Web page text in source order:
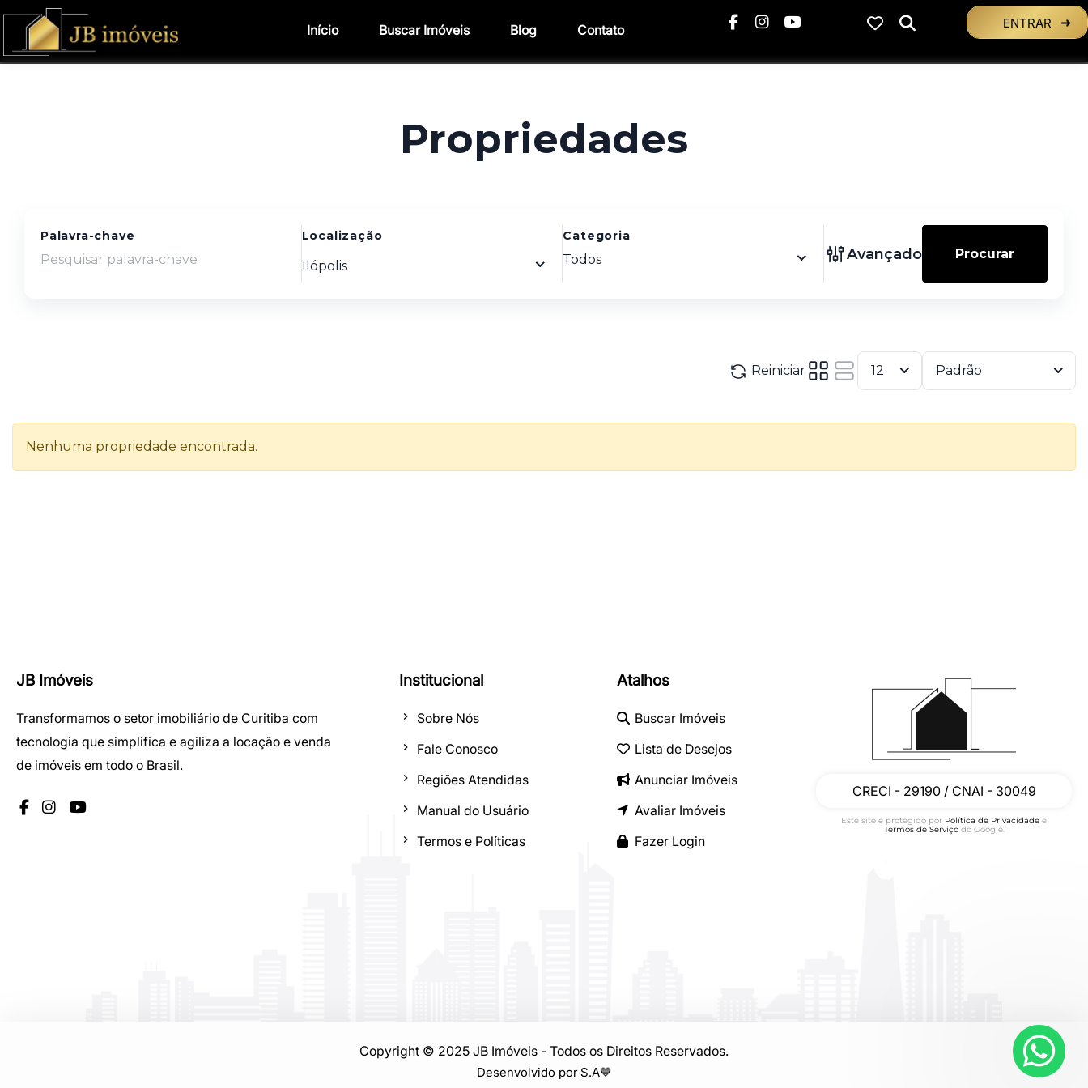
JB Imóveis
Transformamos o setor imobiliário de Curitiba com
tecnologia que simplifica e agiliza a locação e venda
de imóveis em todo o Brasil.
Institucional
Sobre Nós
Fale Conosco
Regiões Atendidas
Manual do Usuário
Termos e Políticas
Atalhos
Buscar Imóveis
Lista de Desejos
Anunciar Imóveis
Avaliar Imóveis
Fazer Login
CRECI - 29190 / CNAI - 30049
Este site é protegido por Política de Privacidade e
Termos de Serviçodo Google.
Copyright © 2025 JB Imóveis - Todos os Direitos Reservados.
Desenvolvido por S.A💙
Início Buscar Imóveis Blog Contato ENTRAR